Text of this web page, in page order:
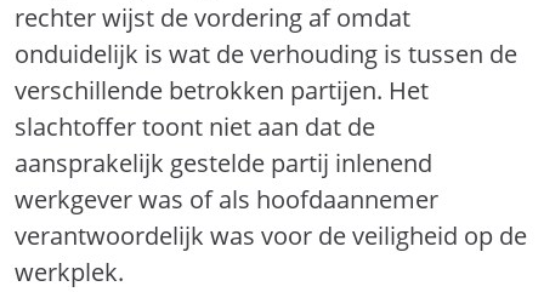
rechter wijst de vordering af omdat
onduidelijk is wat de verhouding is tussen de
verschillende betrokken partijen. Het
slachtoffer toont niet aan dat de
aansprakelijk gestelde partij inlenend
werkgever was of als hoofdaannemer
verantwoordelijk was voor de veiligheid op de
werkplek.